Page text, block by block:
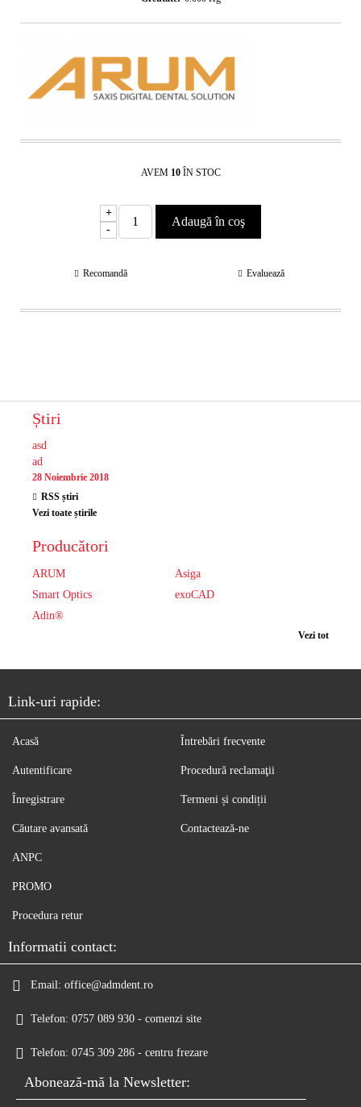
AVEM 10 ÎN STOC
+
-
Recomandă Evaluează
Știri
asd
ad
28 Noiembrie 2018
RSS știri
Vezi toate știrile
Producători
ARUM
Asiga
Smart Optics
exoCAD
Adin®
Vezi tot
Link-uri rapide:
Acasă
Autentificare
Înregistrare
Căutare avansată
Întrebări frecvente
Procedură reclamaţii
Termeni și condiții
Contactează-ne
ANPC
PROMO
Procedura retur
Informatii contact:
Email: office@admdent.ro
Telefon: 0757 089 930 - comenzi site
Telefon: 0745 309 286 - centru frezare
Abonează-mă la Newsletter: